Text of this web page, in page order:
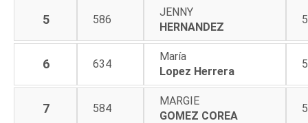
5 586
JENNY
HERNANDEZ
6 634
María
Lopez Herrera
7 584
MARGIE
GOMEZ COREA